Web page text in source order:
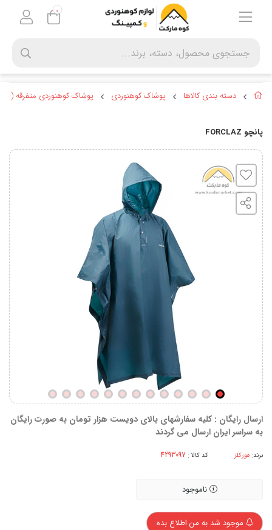
دسته بندی کالاها پوشاک کوهنوردی پوشاک کوهنوردی متفرقه (
پانچو FORCLAZ
ارسال رایگان : کلیه سفارشهای بالای دویست هزار تومان به صورت رایگان
به سراسر ایران ارسال می گردند
برند: فورکلز کد کالا :
ناموجود
موجود شد به من اطلاع بده
0